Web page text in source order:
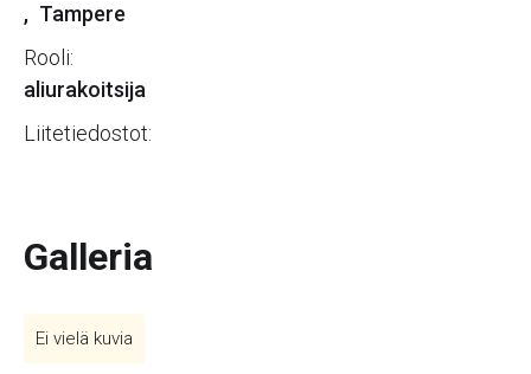
, Tampere
Rooli:
aliurakoitsija
Liitetiedostot:
Galleria
Ei vielä kuvia